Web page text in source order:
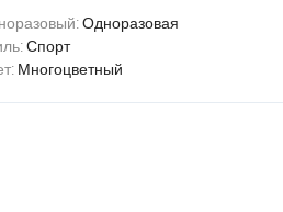
Одноразовая
Спорт
Многоцветный